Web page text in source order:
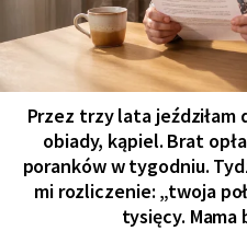
Przez trzy lata jeździłam
obiady, kąpiel. Brat
poranków w tygodniu.
mi rozliczenie: „twoja
tysięcy. Mama